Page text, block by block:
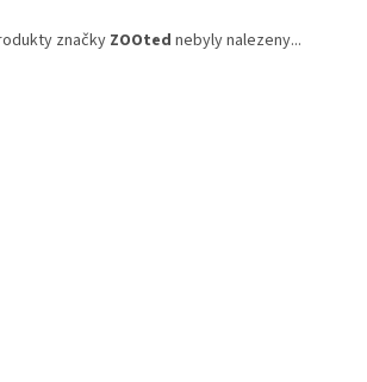
značky ZOOted nebyly nalezeny...